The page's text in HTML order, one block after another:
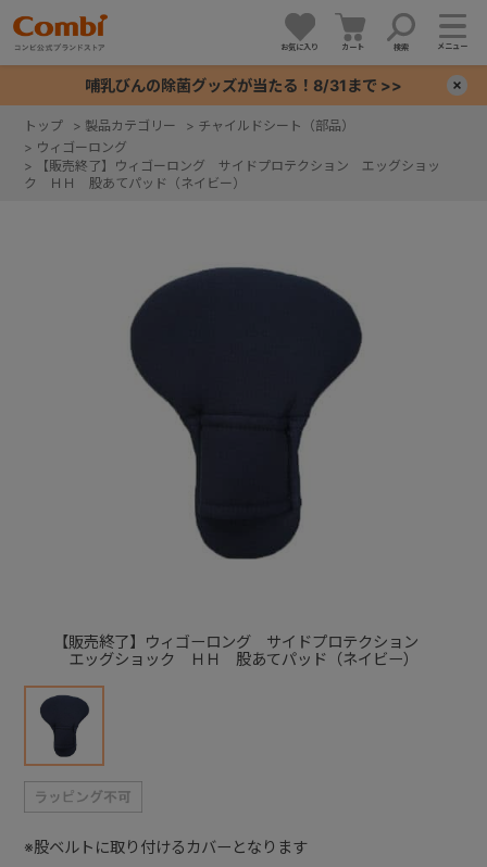
お気に入り カート 検索 メニュー
哺乳びんの除菌グッズが当たる！8/31まで >>
トップ > 製品カテゴリー > チャイルドシート（部品）
> ウィゴーロング
>
【販売終了】ウィゴーロング サイドプロテクション エッグショッ
ク ＨＨ 股あてパッド（ネイビー）
【販売終了】ウィゴーロング サイドプロテクション
エッグショック ＨＨ 股あてパッド（ネイビー）
※股ベルトに取り付けるカバーとなります